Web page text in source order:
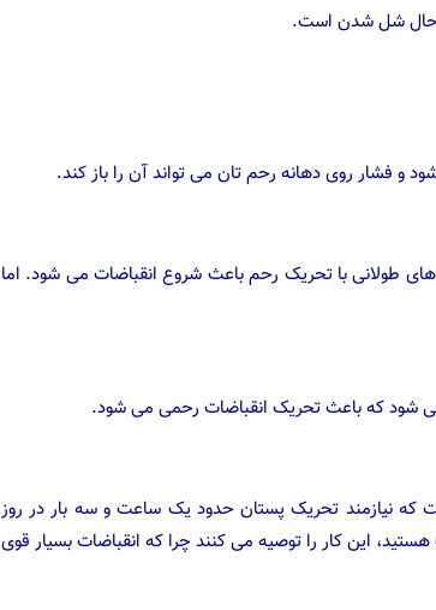
حال شل شدن است.
و فشار روی دهانه رحم تان می تواند آن را باز کند.
طولانی با تحریک رحم باعث شروع انقباضات می شود. اما
شود که باعث تحریک انقباضات رحمی می شود.
که نیازمند تحریک پستان حدود یک ساعت و سه بار در روز
این کار را توصیه می کنند چرا که انقباضات بسیار قوی